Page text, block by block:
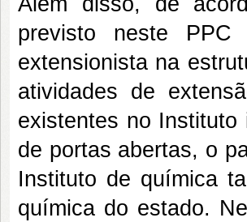
previsto neste PPC
extensionista na
atividades de
existentes no Instituto
de portas abertas, o
Instituto de química
química do estado.